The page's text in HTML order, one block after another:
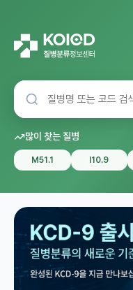
많이 찾는 질병
M51.1 I10.9